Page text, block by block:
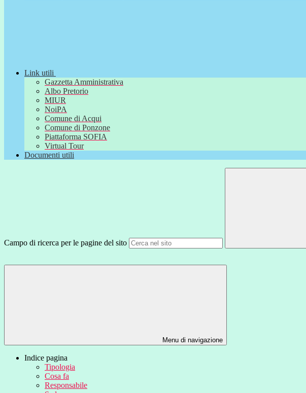
Link utili
Gazzetta Amministrativa
Albo Pretorio
MIUR
NoiPA
Comune di Acqui
Comune di Ponzone
Piattaforma SOFIA
Virtual Tour
Documenti utili
Campo di ricerca per le pagine del sito
Menu di navigazione
Indice pagina
Tipologia
Cosa fa
Responsabile